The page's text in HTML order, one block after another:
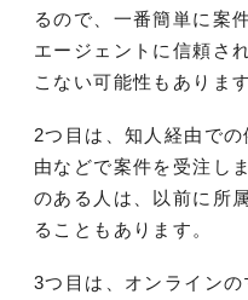
るので、一番簡単に案
エージェントに信頼さ
こない可能性もあります
2つ目は、知人経由で
由などで案件を受注し
のある人は、以前に所
ることもあります。
3つ目は、オンライン